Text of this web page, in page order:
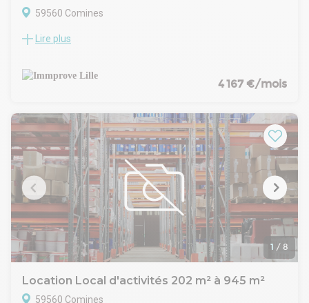
59560 Comines
IMMPROVE vous propose à la location, un bâtiment d'activité
environnement calme et discret en coeur de ville. Ce
bâtiment est idéal pour du stockage de débord avec sa
complément, des bureaux partagés d'environ 25 m² sont à
disposition. Le bâtiment bénéficie d'un accès par une large
porte coulissante pour l'entrée des marchandises. N'hésitez
pas à nous contacter pour plus d'informations. Disponibilité
immédiate.
Lire plus
4 167 €/mois
1 / 8
Location Local d'activités 202 m² à 945 m²
59560 Comines